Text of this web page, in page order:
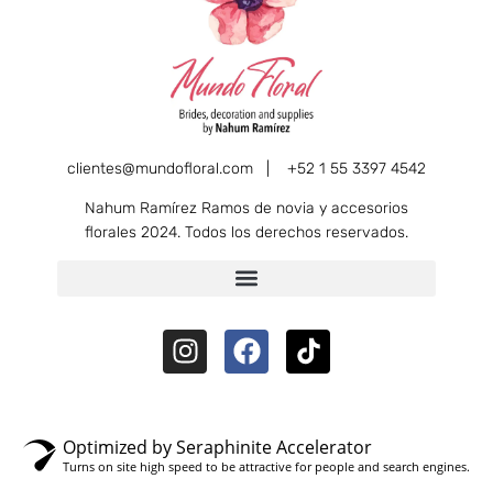
clientes@mundofloral.com | +52 1 55 3397 4542
Nahum Ramírez Ramos de novia y accesorios
florales 2024. Todos los derechos reservados.
Optimized by Seraphinite Accelerator
Turns on site high speed to be attractive for people and search engines.